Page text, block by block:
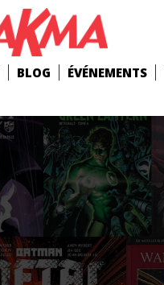
BLOG ÉVÉNEMENTS